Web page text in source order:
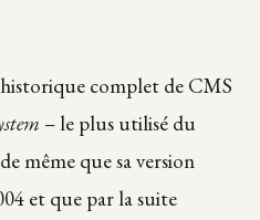
complet de CMS
– le plus utilisé du
même que sa version
et que par la suite